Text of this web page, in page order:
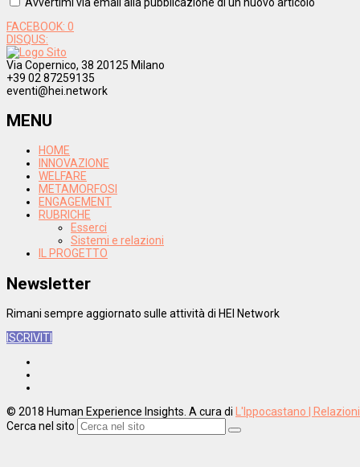
FACEBOOK: 0
DISQUS:
Via Copernico, 38 20125 Milano
+39 02 87259135
eventi@hei.network
MENU
HOME
INNOVAZIONE
WELFARE
METAMORFOSI
ENGAGEMENT
RUBRICHE
Esserci
Sistemi e relazioni
IL PROGETTO
Newsletter
Rimani sempre aggiornato sulle attività di HEI Network
ISCRIVITI
© 2018 Human Experience Insights. A cura di L'Ippocastano |
Cerca nel sito